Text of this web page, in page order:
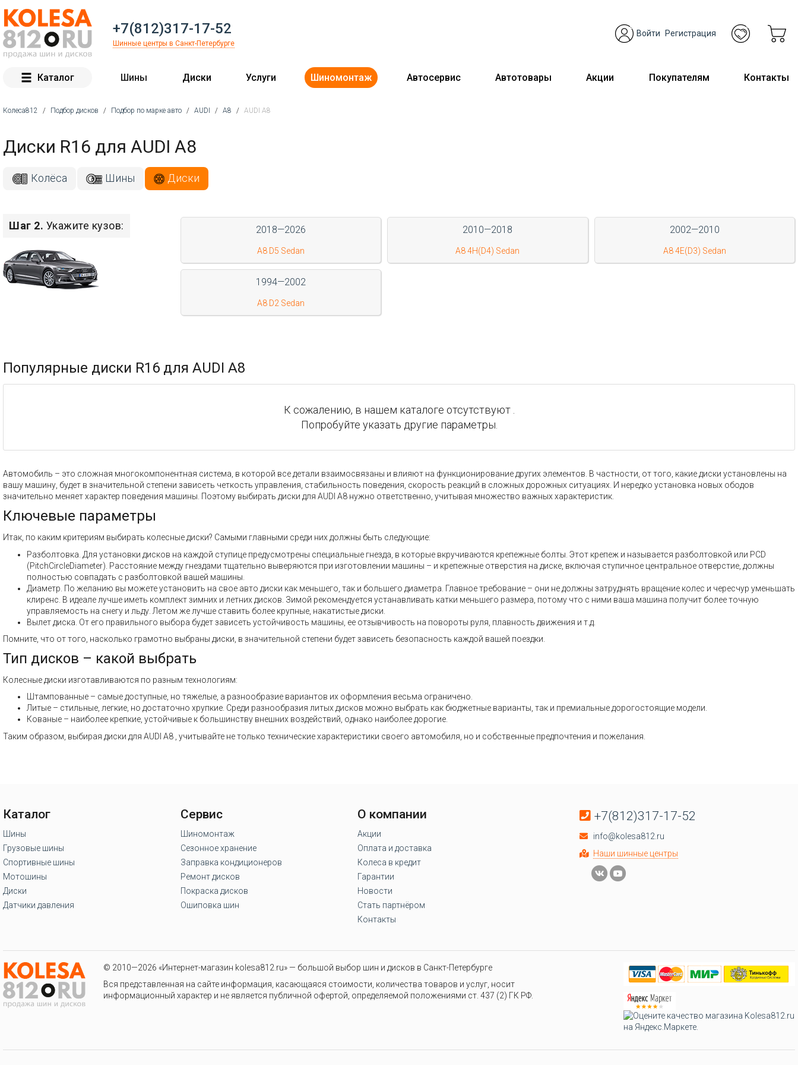
+7(812)317-17-52
Шинные центры в Санкт-Петербурге
Войти Регистрация
Каталог Шины Диски Услуги Шиномонтаж Автосервис Автотовары Акции Покупателям Контакты
Колеса812 / Подбор дисков / Подбор по марке авто / AUDI / A8 / AUDI A8
Диски R16 для AUDI A8
Колёса Шины Диски
Шаг 2. Укажите кузов: 2018—2026
A8 D5 Sedan
2010—2018
A8 4H(D4) Sedan
2002—2010
A8 4E(D3) Sedan
1994—2002
A8 D2 Sedan
Популярные диски R16 для AUDI A8
К сожалению, в нашем каталоге отсутствуют .
Попробуйте указать другие параметры.
Автомобиль – это сложная многокомпонентная система, в которой все детали взаимосвязаны и влияют на функционирование других элементов. В частности, от того, какие диски установлены на
вашу машину, будет в значительной степени зависеть четкость управления, стабильность поведения, скорость реакций в сложных дорожных ситуациях. И нередко установка новых ободов
значительно меняет характер поведения машины. Поэтому выбирать диски для AUDI A8 нужно ответственно, учитывая множество важных характеристик.
Ключевые параметры
Итак, по каким критериям выбирать колесные диски? Самыми главными среди них должны быть следующие:
Разболтовка. Для установки дисков на каждой ступице предусмотрены специальные гнезда, в которые вкручиваются крепежные болты. Этот крепеж и называется разболтовкой или PCD
(PitchCircleDiameter). Расстояние между гнездами тщательно выверяются при изготовлении машины – и крепежные отверстия на диске, включая ступичное центральное отверстие, должны
полностью совпадать с разболтовкой вашей машины.
Диаметр. По желанию вы можете установить на свое авто диски как меньшего, так и большего диаметра. Главное требование – они не должны затруднять вращение колес и чересчур уменьшать
клиренс. В идеале лучше иметь комплект зимних и летних дисков. Зимой рекомендуется устанавливать катки меньшего размера, потому что с ними ваша машина получит более точную
управляемость на снегу и льду. Летом же лучше ставить более крупные, накатистые диски.
Вылет диска. От его правильного выбора будет зависеть устойчивость машины, ее отзывчивость на повороты руля, плавность движения и т.д.
Помните, что от того, насколько грамотно выбраны диски, в значительной степени будет зависеть безопасность каждой вашей поездки.
Тип дисков – какой выбрать
Колесные диски изготавливаются по разным технологиям:
Штампованные – самые доступные, но тяжелые, а разнообразие вариантов их оформления весьма ограничено.
Литые – стильные, легкие, но достаточно хрупкие. Среди разнообразия литых дисков можно выбрать как бюджетные варианты, так и премиальные дорогостоящие модели.
Кованые – наиболее крепкие, устойчивые к большинству внешних воздействий, однако наиболее дорогие.
Таким образом, выбирая диски для AUDI A8 , учитывайте не только технические характеристики своего автомобиля, но и собственные предпочтения и пожелания.
Каталог
Шины
Грузовые шины
Спортивные шины
Мотошины
Диски
Датчики давления
Сервис
Шиномонтаж
Сезонное хранение
Заправка кондиционеров
Ремонт дисков
Покраска дисков
Ошиповка шин
О компании
Акции
Оплата и доставка
Колеса в кредит
Гарантии
Новости
Стать партнёром
Контакты
+7(812)317-17-52
info@kolesa812.ru
Наши шинные центры
© 2010—2026 «Интернет-магазин kolesa812.ru» — большой выбор шин и дисков в Санкт-Петербурге
Вся представленная на сайте информация, касающаяся стоимости, количества товаров и услуг, носит
информационный характер и не является публичной офертой, определяемой положениями ст. 437 (2) ГК РФ.